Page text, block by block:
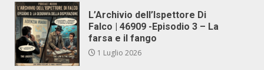
L’Archivio dell’Ispettore Di
Falco | 46909 -Episodio 3 – La
farsa e il fango
1 Luglio 2026